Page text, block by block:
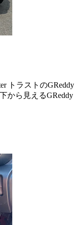
トラストのGReddy
から見えるGReddy